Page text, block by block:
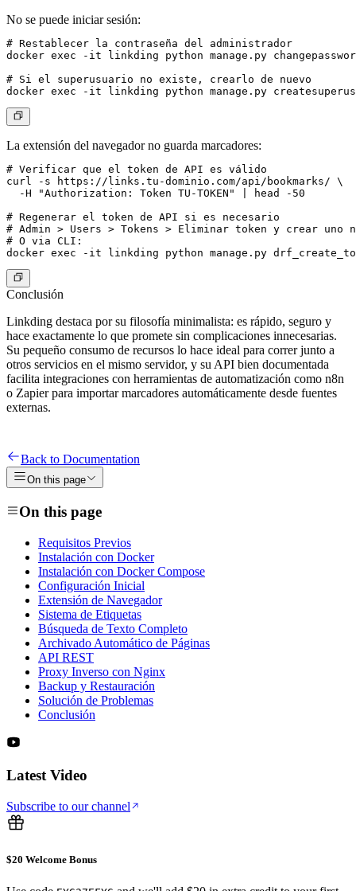
No se puede iniciar sesión:
# Restablecer la contraseña del administrador
docker exec -it linkding python manage.py
# Si el superusuario no existe, crearlo de nuevo
La extensión del navegador no guarda marcadores:
# Verificar que el token de API es válido
curl -s https://links.tu-dominio.com/api/bookmarks/ \
  -H "Authorization: Token TU-TOKEN" | head -50
# Regenerar el token de API si es necesario
# Admin > Users > Tokens > Eliminar token y crear uno
# O via CLI:
Conclusión
Linkding destaca por su filosofía minimalista: es rápido, seguro y
hace exactamente lo que promete sin complicaciones innecesarias.
Su pequeño consumo de recursos lo hace ideal para correr junto a
otros servicios en el mismo servidor, y su API bien documentada
facilita integraciones con herramientas de automatización como n8n
o Zapier para importar marcadores automáticamente desde fuentes
externas.
Back to Documentation
On this page
On this page
Requisitos Previos
Instalación con Docker
Instalación con Docker Compose
Configuración Inicial
Extensión de Navegador
Sistema de Etiquetas
Búsqueda de Texto Completo
Archivado Automático de Páginas
API REST
Proxy Inverso con Nginx
Backup y Restauración
Solución de Problemas
Conclusión
Latest Video
Subscribe to our channel
$20 Welcome Bonus